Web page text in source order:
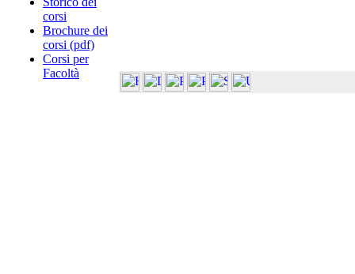
corsi
Brochure dei
corsi (pdf)
Corsi per
Facoltà